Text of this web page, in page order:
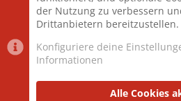
Neuestes Mitglied
der Nutzung zu verbessern
Drittanbietern bereitzustellen.
Konfiguriere deine
Informationen
Alle Cookies